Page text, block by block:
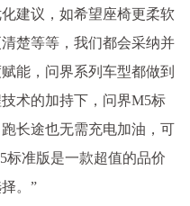
建议，如希望座椅更柔软
楚等等，我们都会采纳并
能，问界系列车型都做到
术的加持下，问界M5标
长途也无需充电加油，可
标准版是一款超值的品价
。”